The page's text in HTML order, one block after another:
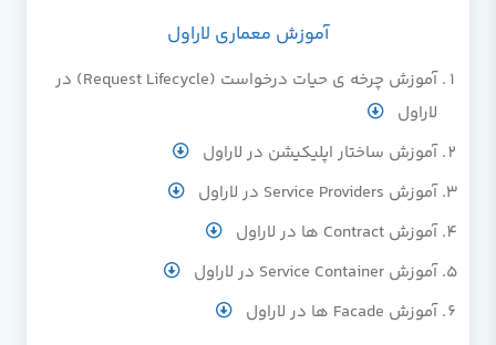
آموزش معماری لاراول
آموزش چرخه ی حیات درخواست (Request Lifecycle) در
لاراول
آموزش ساختار اپلیکیشن در لاراول
آموزش Service Providers در لاراول
آموزش Contract ها در لاراول
آموزش Service Container در لاراول
آموزش Facade ها در لاراول